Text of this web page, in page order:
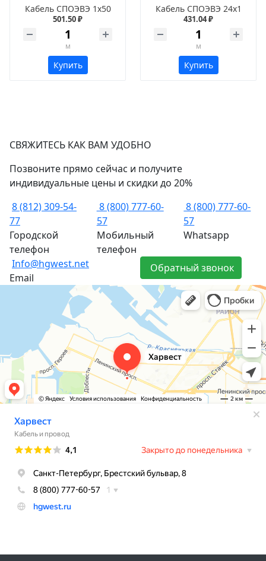
Кабель СПОЭВЭ 1х50
501.50 ₽
м
Купить
Кабель СПОЭВЭ 24х1
431.04 ₽
м
Купить
СВЯЖИТЕСЬ КАК ВАМ УДОБНО
Позвоните прямо сейчас и получите
индивидуальные цены и скидки до 20%
8 (812) 309-54-
77
Городской
телефон
8 (800) 777-60-
57
Мобильный
телефон
8 (800) 777-60-
57
Whatsapp
Info@hgwest.net
Email
Обратный звонок